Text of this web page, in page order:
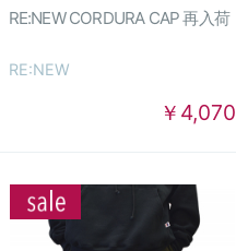
RE:NEW CORDURA CAP 再入荷
RE:NEW
￥4,070